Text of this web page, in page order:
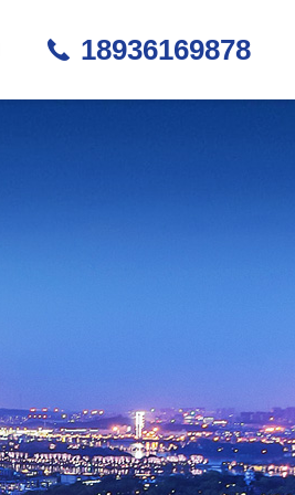
18936169878